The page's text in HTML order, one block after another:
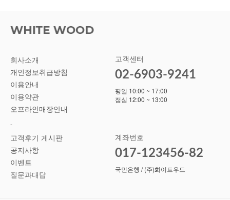
회사소개
개인정보취급방침
이용안내
이용약관
오프라인매장안내
-
고객후기 게시판
공지사항
이벤트
질문과대답
고객센터
02-6903-9241
평일 10:00 ~ 17:00
점심 12:00 ~ 13:00
계좌번호
017-123456-82
국민은행 / (주)화이트우드